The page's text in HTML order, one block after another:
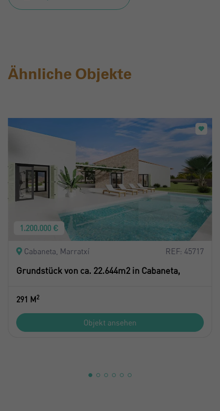
Ähnliche Objekte
1.200.000 €
Cabaneta, Marratxí REF: 45717
Grundstück von ca. 22.644m2 in Cabaneta,
291 M2
Objekt ansehen